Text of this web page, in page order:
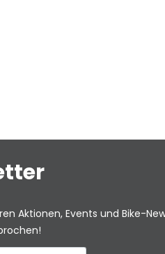
Aktionen, Events und Bike-